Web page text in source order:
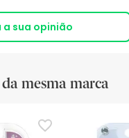
a sua opinião
mesma marca